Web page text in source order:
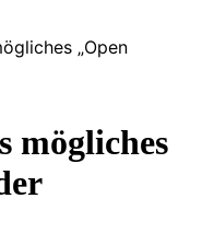
„Open
mögliches